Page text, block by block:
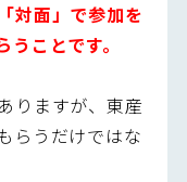
対面」で参加を
ことです。
りますが、東産
らうだけではな